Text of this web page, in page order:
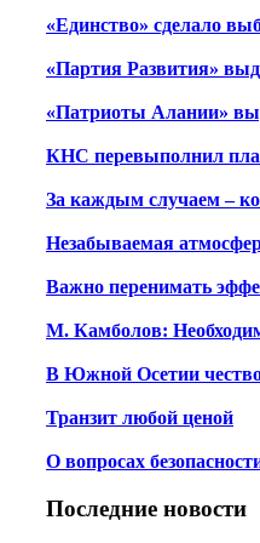
«Единство» сделало
«Партия Развития»
«Патриоты Алании»
КНС перевыполнил
За каждым случаем –
Незабываемая
Важно перенимать
М. Камболов:
В Южной Осетии
Транзит любой ценой
О вопросах
Последние новости